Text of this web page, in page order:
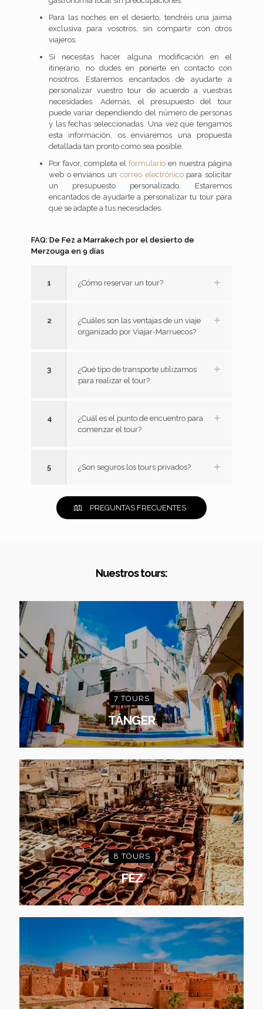
Para las noches en el desierto, tendréis una jaima
exclusiva para vosotros, sin compartir con otros
viajeros.
Si necesitas hacer alguna modificación en el
itinerario, no dudes en ponerte en contacto con
nosotros. Estaremos encantados de ayudarte a
personalizar vuestro tour de acuerdo a vuestras
necesidades. Además, el presupuesto del tour
puede variar dependiendo del número de personas
y las fechas seleccionadas. Una vez que tengamos
esta información, os enviaremos una propuesta
detallada tan pronto como sea posible.
Por favor, completa el formulario en nuestra página
web o envíanos un correo electrónicopara solicitar
un presupuesto personalizado. Estaremos
encantados de ayudarte a personalizar tu tour para
que se adapte a tus necesidades.
FAQ: De Fez a Marrakech por el desierto de
Merzouga en 9 días
1 ¿Cómo reservar un tour?
2
¿Cuáles son las ventajas de un viaje
organizado por Viajar-Marruecos?
3
¿Qué tipo de transporte utilizamos
para realizar el tour?
4
¿Cuál es el punto de encuentro para
comenzar el tour?
5 ¿Son seguros los tours privados?
PREGUNTAS FRECUENTES
Nuestros tours:
7 TOURS
TÁNGER
8 TOURS
FEZ